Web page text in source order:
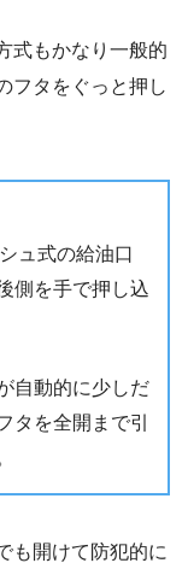
式もかなり一般的
フタをぐっと押し
ュ式の給油口
側を手で押し込
自動的に少しだ
タを全開まで引
も開けて防犯的に